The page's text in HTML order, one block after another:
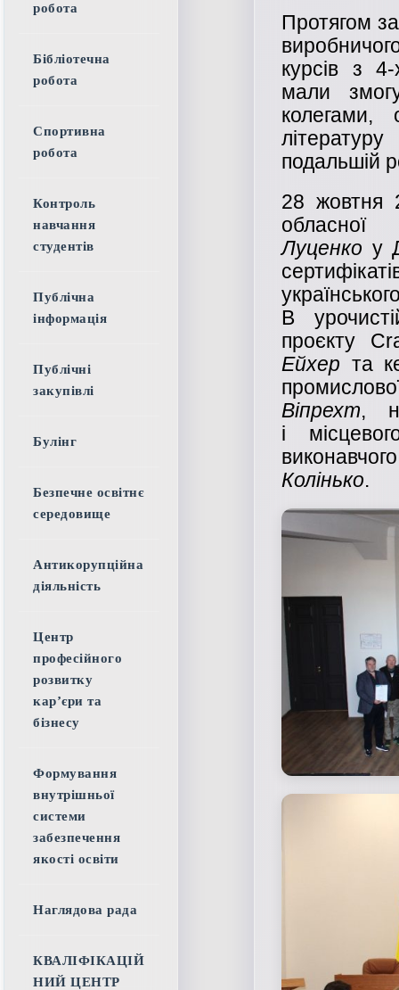
Протягом
курсів з 4-
мали
колегами,
подальшій
28 жовтня
Луценко у
В
проєкту
Ейхер та
Віпрехт,
і
Колінько.
робота
Бібліотечна
робота
Спортивна
робота
Контроль
навчання
студентів
Публічна
інформація
Публічні
закупівлі
Булінг
Безпечне освітнє
середовище
Антикорупційна
діяльність
Центр
професійного
розвитку
кар’єри та
бізнесу
Формування
внутрішньої
системи
забезпечення
якості освіти
Наглядова рада
КВАЛІФІКАЦІЙ
НИЙ ЦЕНТР